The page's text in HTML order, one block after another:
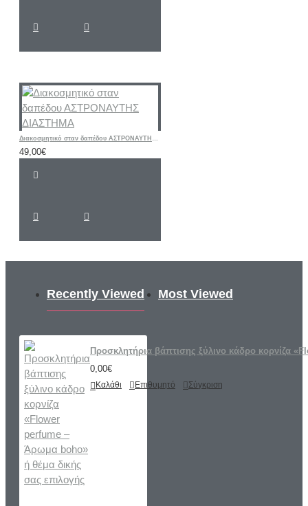
Διακοσμητικό σταν δαπέδου ΑΣΤΡΟΝΑΥΤΗΣ ΔΙΑΣΤΗΜΑ
49,00€
Recently Viewed Most Viewed
Προσκλητήρια βάπτισης ξύλινο κάδρο κορνίζα
0,00€
Καλάθι Επιθυμητό Σύγκριση